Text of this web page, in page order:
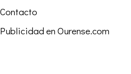
Contacto
Publicidad en Ourense.com